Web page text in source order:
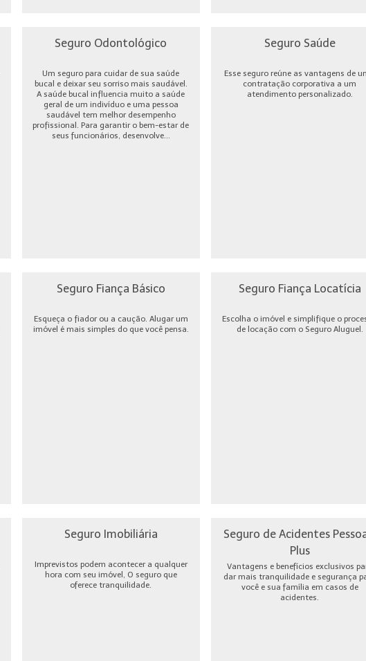
Seguro Odontológico
Um seguro para cuidar de sua saúde
bucal e deixar seu sorriso mais saudável.
A saúde bucal influencia muito a saúde
geral de um indivíduo e uma pessoa
saudável tem melhor desempenho
profissional. Para garantir o bem-estar de
seus funcionários, desenvolve...
Seguro Saúde
Esse seguro reúne as vantagens de
contratação corporativa a um
atendimento personalizado.
Seguro Fiança Básico
Esqueça o fiador ou a caução. Alugar um
imóvel é mais simples do que você pensa.
Seguro Fiança Locatícia
Escolha o imóvel e simplifique o
de locação com o Seguro Aluguel.
Seguro Imobiliária
Imprevistos podem acontecer a qualquer
hora com seu imóvel, O seguro que
oferece tranquilidade.
Seguro de Acidentes
Plus
Vantagens e benefícios exclusivos
dar mais tranquilidade e segurança
você e sua família em casos de
acidentes.